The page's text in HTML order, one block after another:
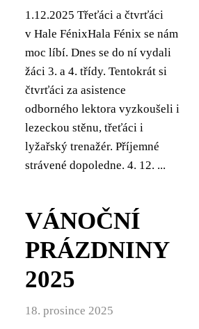
1.12.2025 Třeťáci a čtvrťáci
v Hale FénixHala Fénix se nám
moc líbí. Dnes se do ní vydali
žáci 3. a 4. třídy. Tentokrát si
čtvrťáci za asistence
odborného lektora vyzkoušeli i
lezeckou stěnu, třeťáci i
lyžařský trenažér. Příjemné
strávené dopoledne. 4. 12. ...
VÁNOČNÍ
PRÁZDNINY
2025
18. prosince 2025